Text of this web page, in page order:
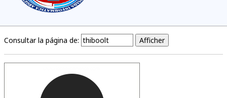
Consultar la página de: